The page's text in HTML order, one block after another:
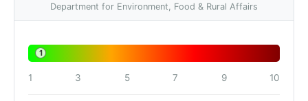
Department for Environment, Food & Rural Affairs
1
1 3 5 7 9 10